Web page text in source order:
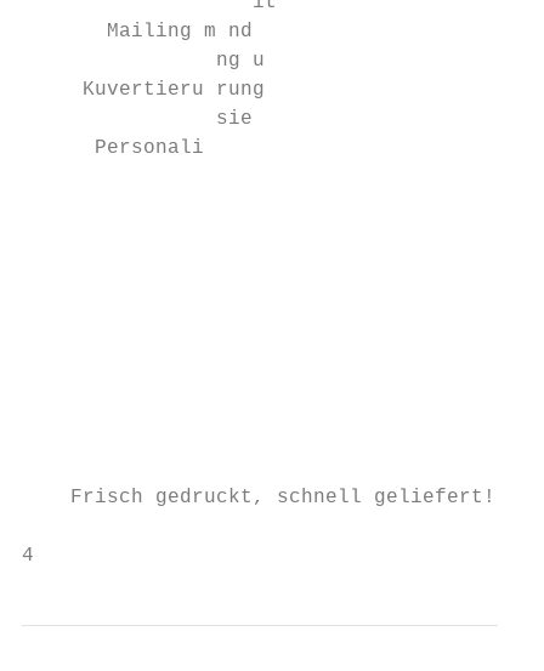
       Mailing m nd
                ng u
     Kuvertieru rung
                sie
      Personali
Frisch gedruckt, schnell geliefert!
4